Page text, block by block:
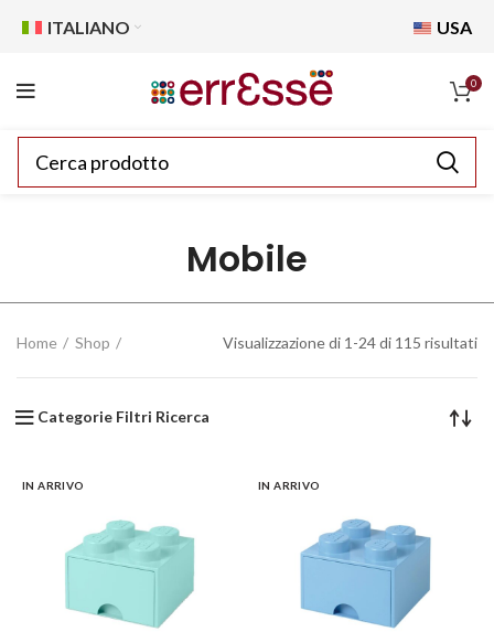
ITALIANO USA
0
Mobile
Home Shop Visualizzazione di 1-24 di 115 risultati
Categorie Filtri Ricerca
IN ARRIVO IN ARRIVO